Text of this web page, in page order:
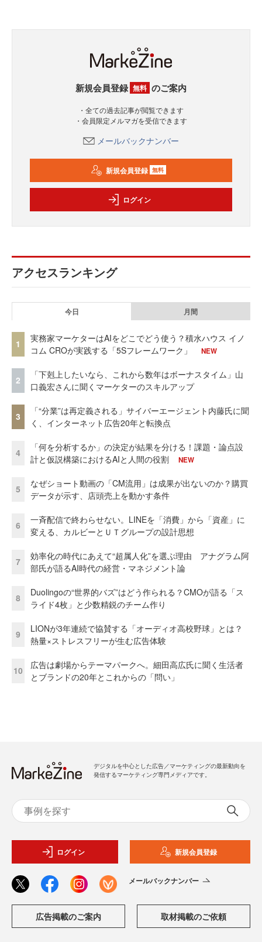
新規会員登録 無料 のご案内
・全ての過去記事が閲覧できます
・会員限定メルマガを受信できます
メールバックナンバー
新規会員登録 無料
ログイン
アクセスランキング
今日 月間
1
実務家マーケターはAIをどこでどう使う？積水ハウス イノ
コム CROが実践する「5Sフレームワーク」
NEW
2
「下剋上したいなら、これから数年はボーナスタイム」山
口義宏さんに聞くマーケターのスキルアップ
3
「“分業”は再定義される」サイバーエージェント内藤氏に聞
く、インターネット広告20年と転換点
4
「何を分析するか」の決定が結果を分ける！課題・論点設
計と仮説構築におけるAIと人間の役割
NEW
5
なぜショート動画の「CM流用」は成果が出ないのか？購買
データが示す、店頭売上を動かす条件
6
一斉配信で終わらせない。LINEを「消費」から「資産」に
変える、カルビーとＵＴグループの設計思想
7
効率化の時代にあえて“超属人化”を選ぶ理由 アナグラム阿
部氏が語るAI時代の経営・マネジメント論
8
Duolingoの“世界的バズ”はどう作られる？CMOが語る「ス
ライド4枚」と少数精鋭のチーム作り
9
LIONが3年連続で協賛する「オーディオ高校野球」とは？
熱量×ストレスフリーが生む広告体験
10
広告は劇場からテーマパークへ。細田高広氏に聞く生活者
とブランドの20年とこれからの「問い」
デジタルを中心とした広告／マーケティングの最新動向を
発信するマーケティング専門メディアです。
ログイン 新規会員登録
メールバックナンバー
広告掲載のご案内 取材掲載のご依頼